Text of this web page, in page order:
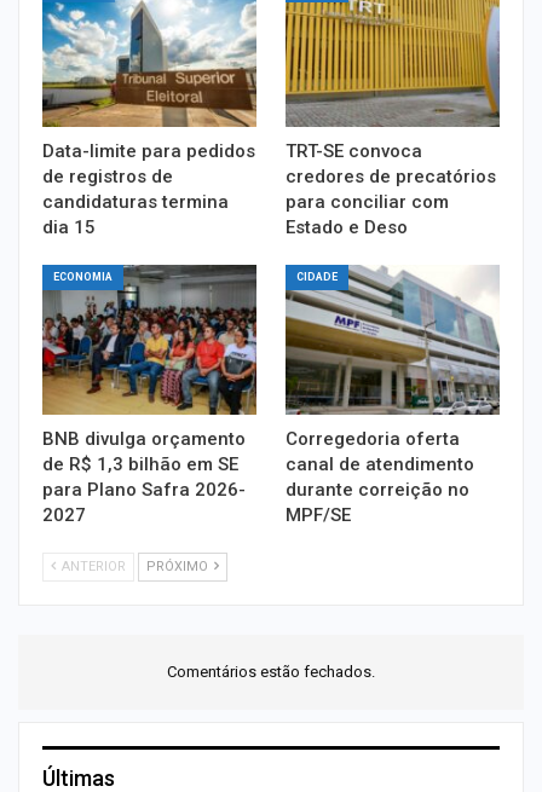
Data-limite para pedidos
de registros de
candidaturas termina
dia 15
TRT-SE convoca
credores de precatórios
para conciliar com
Estado e Deso
ECONOMIA
BNB divulga orçamento
de R$ 1,3 bilhão em SE
para Plano Safra 2026-
2027
CIDADE
Corregedoria oferta
canal de atendimento
durante correição no
MPF/SE
ANTERIOR PRÓXIMO
Comentários estão fechados.
Últimas